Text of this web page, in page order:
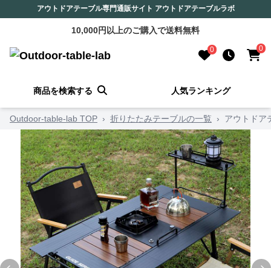
アウトドアテーブル専門通販サイト アウトドアテーブルラボ
10,000円以上のご購入で送料無料
0 0
商品を検索する 人気ランキング
Outdoor-table-lab TOP › 折りたたみテーブルの一覧 › アウトドア